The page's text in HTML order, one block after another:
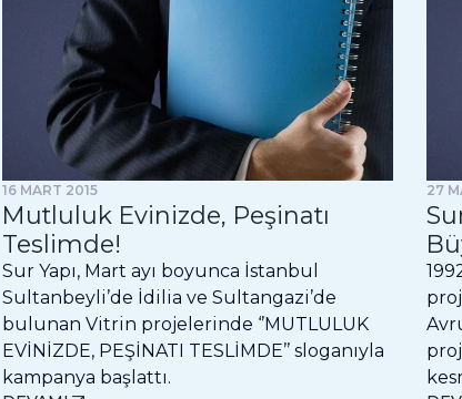
16 MART 2015
Mutluluk Evinizde, Peşinatı
Teslimde!
Sur Yapı, Mart ayı boyunca İstanbul
Sultanbeyli’de İdilia ve Sultangazi’de
bulunan Vitrin projelerinde ‘’MUTLULUK
EVİNİZDE, PEŞİNATI TESLİMDE’’ sloganıyla
kampanya başlattı.
27